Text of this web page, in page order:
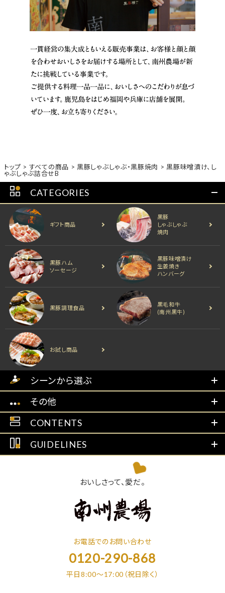
トップ すべての商品 黒豚しゃぶしゃぶ・黒豚焼肉
黒豚味噌漬け、し
ゃぶしゃぶ詰合せB
CATEGORIES
ギフト商品
黒豚
しゃぶしゃぶ
焼肉
黒豚ハム
ソーセージ
黒豚味噌漬け
生姜焼き
ハンバーグ
黒豚調理食品
黒毛和牛
(南州黒牛)
お試し商品
シーンから選ぶ
その他
CONTENTS
GUIDELINES
おいしさって、愛だ。
お電話でのお問い合わせ
0120-290-868
平日8:00～17:00（祝日除く）